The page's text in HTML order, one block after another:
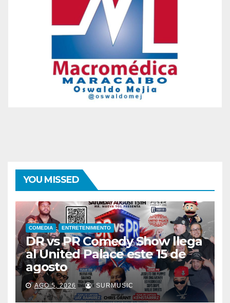
YOU MISSED
COMEDIA ENTRETENIMIENTO
DR vs PR Comedy Show llega
al United Palace este 15 de
agosto
AGO 5, 2026 SURMUSIC